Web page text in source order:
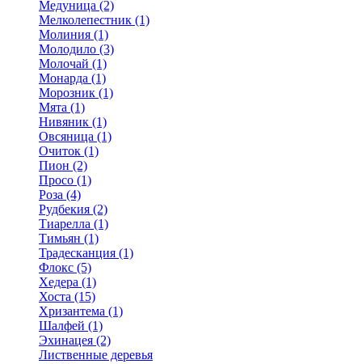
Медуница (2)
Мелколепестник (1)
Молиния (1)
Молодило (3)
Молочай (1)
Монарда (1)
Морозник (1)
Мята (1)
Нивяник (1)
Овсяница (1)
Очиток (1)
Пион (2)
Просо (1)
Роза (4)
Рудбекия (2)
Тиарелла (1)
Тимьян (1)
Традесканция (1)
Флокс (5)
Хедера (1)
Хоста (15)
Хризантема (1)
Шалфей (1)
Эхинацея (2)
Лиственные деревья